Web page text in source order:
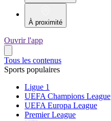
À proximité
Ouvrir l'app
Tous les contenus
Sports populaires
Ligue 1
UEFA Champions League
UEFA Europa League
Premier League